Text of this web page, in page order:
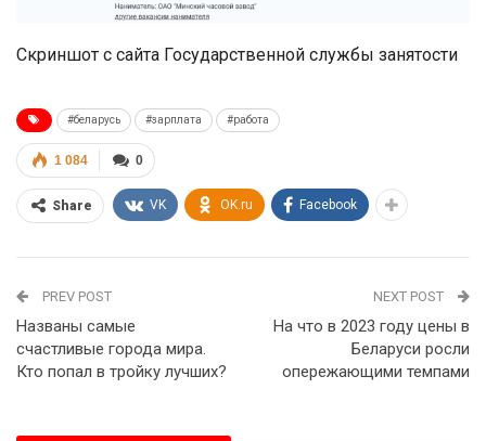
Скриншот с сайта Государственной службы занятости
#беларусь #зарплата #работа
0
1 084
Share VK OK.ru Facebook
PREV POST
Названы самые
счастливые города мира.
Кто попал в тройку лучших?
NEXT POST
На что в 2023 году цены в
Беларуси росли
опережающими темпами